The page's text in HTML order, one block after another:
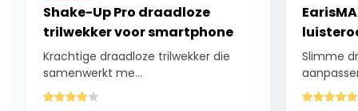
Shake-Up Pro draadloze
trilwekker voor smartphone
Krachtige draadloze trilwekker die
samenwerkt me...
Slimme